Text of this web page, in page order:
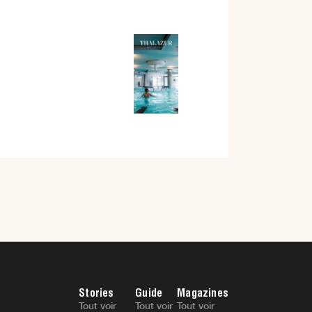
Stories
Tout voir
Guide
Tout voir
Magazines
Tout voir